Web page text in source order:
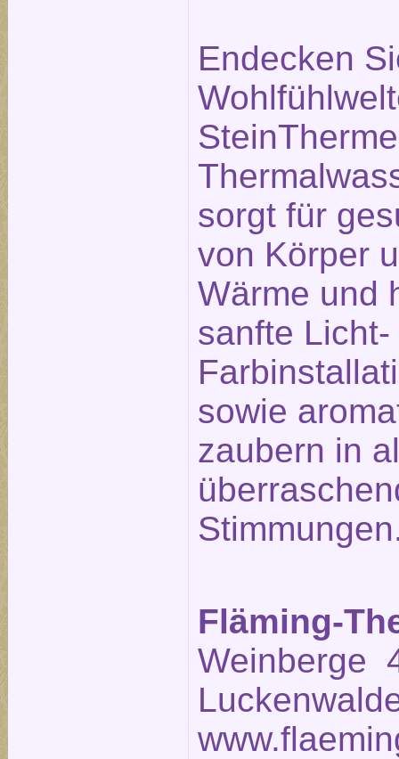
Endecken
sorgt für
von Körper
Wärme und
sanfte Licht-
sowie
zaubern in
Fläming-
Weinberge